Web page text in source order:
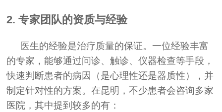
2. 专家团队的资质与经验
医生的经验是治疗质量的保证。一位经验丰富
的专家，能够通过问诊、触诊、仪器检查等手段，
快速判断患者的病因（是心理性还是器质性），并
制定针对性的方案。在昆明，不少患者会咨询多家
医院，其中提到较多的有：